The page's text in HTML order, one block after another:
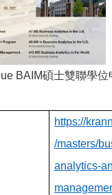
BAIM碩士雙聯學位
https://
/masters/
analytics-